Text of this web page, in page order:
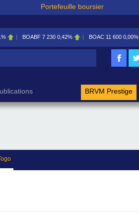
Portefeuille boursier
BOABF 7 230 0,42% BOAC 11 600 0,00%
BRVM Prestige